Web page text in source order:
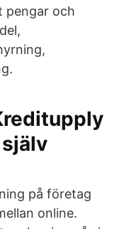
pengar och
på företag
online.